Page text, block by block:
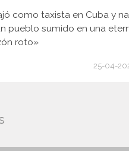
como taxista en Cuba y
pueblo sumido en una
roto»
25-04-